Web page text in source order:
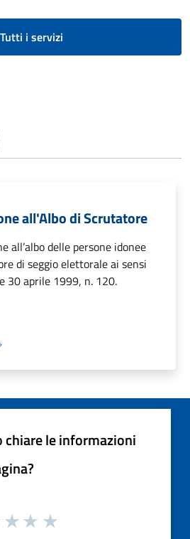
Tutti i servizi
all'Albo di Scrutatore
all’albo delle persone idonee
di seggio elettorale ai sensi
30 aprile 1999, n. 120.
chiare le informazioni